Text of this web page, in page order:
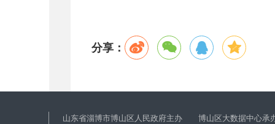
分享：
山东省淄博市博山区人民政府主办 博山区大数据中心承